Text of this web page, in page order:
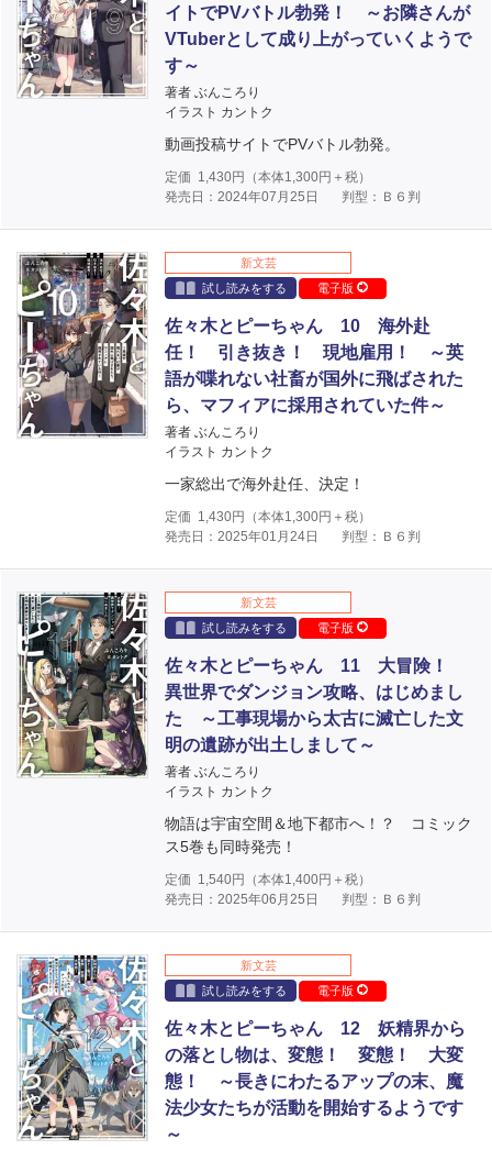
イトでPVバトル勃発！ ～お隣さんが
VTuberとして成り上がっていくようで
す～
著者 ぶんころり
イラスト カントク
動画投稿サイトでPVバトル勃発。
定価 1,430円（本体1,300円＋税）
発売日：2024年07月25日
判型：Ｂ６判
新文芸
試し読みをする
電子版
佐々木とピーちゃん 10 海外赴
任！ 引き抜き！ 現地雇用！ ～英
語が喋れない社畜が国外に飛ばされた
ら、マフィアに採用されていた件～
著者 ぶんころり
イラスト カントク
一家総出で海外赴任、決定！
定価 1,430円（本体1,300円＋税）
発売日：2025年01月24日
判型：Ｂ６判
新文芸
試し読みをする
電子版
佐々木とピーちゃん 11 大冒険！
異世界でダンジョン攻略、はじめまし
た ～工事現場から太古に滅亡した文
明の遺跡が出土しまして～
著者 ぶんころり
イラスト カントク
物語は宇宙空間＆地下都市へ！？ コミック
ス5巻も同時発売！
定価 1,540円（本体1,400円＋税）
発売日：2025年06月25日
判型：Ｂ６判
新文芸
試し読みをする
電子版
佐々木とピーちゃん 12 妖精界から
の落とし物は、変態！ 変態！ 大変
態！ ～長きにわたるアップの末、魔
法少女たちが活動を開始するようです
～